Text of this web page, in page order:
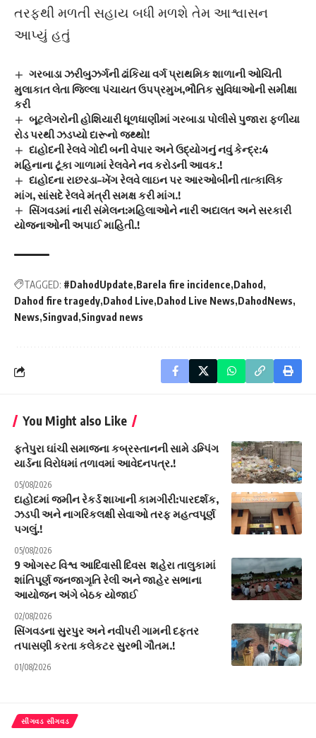
તરફથી મળતી સહાય બધી મળશે તેમ આશ્વાસન
આપ્યું હતું
ગરબાડા ઝરીબુઝર્ગની ઢાંકિયા વર્ગ પ્રાથમિક શાળાની ઓચિંતી
મુલાકાત લેતા જિલ્લા પંચાયત ઉપપ્રમુખ,ભૌતિક સુવિધાઓની સમીક્ષા
કરી
બૂટલેગરોની હોશિયારી ધૂળધાણીમાં ગરબાડા પોલીસે પુજારા ફળીયા
રોડ પરથી ઝડપ્યો દારૂનો જથ્થો!
દાહોદની રેલવે ગોદી બની વેપાર અને ઉદ્યોગનું નવું કેન્દ્ર:4
મહિનાના ટૂંકા ગાળામાં રેલવેને નવ કરોડની આવક.!
દાહોદના રાછરડા–ખેંગ રેલવે લાઇન પર આરઓબીની તાત્કાલિક
માંગ, સાંસદે રેલવે મંત્રી સમક્ષ કરી માંગ.!
સિંગવડમાં નારી સંમેલન:મહિલાઓને નારી અદાલત અને સરકારી
યોજનાઓની અપાઈ માહિતી.!
TAGGED: #DahodUpdate Barela fire incidence Dahod
Dahod fire tragedy Dahod Live Dahod Live News DahodNews
News Singvad Singvad news
You Might also Like
ફતેપુરા ઘાંચી સમાજના કબ્રસ્તાનની સામે ડમ્પિંગ
યાર્ડના વિરોધમાં તળાવમાં આવેદનપત્ર.!
05/08/2026
દાહોદમાં જમીન રેકર્ડ શાખાની કામગીરી:પારદર્શક,
ઝડપી અને નાગરિકલક્ષી સેવાઓ તરફ મહત્વપૂર્ણ
પગલું.!
05/08/2026
9 ઓગસ્ટ વિશ્વ આદિવાસી દિવસ શહેરા તાલુકામાં
શાંતિપૂર્ણ જનજાગૃતિ રેલી અને જાહેર સભાના
આયોજન અંગે બેઠક યોજાઈ
02/08/2026
સિંગવડના સુરપુર અને નવીપરી ગામની દફતર
તપાસણી કરતા કલેકટર સુરભી ગૌતમ.!
01/08/2026
સીંગવડ સીંગવડ